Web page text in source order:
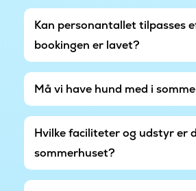
Kan personantallet tilpasses
bookingen er lavet?
Må vi have hund med i
Hvilke faciliteter og udstyr er
sommerhuset?